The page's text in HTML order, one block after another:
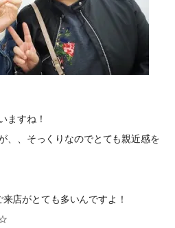
ますね！
、、そっくりなのでとても親近感を
店がとても多いんですよ！